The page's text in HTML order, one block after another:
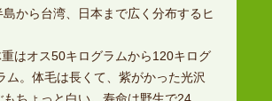
から台湾、日本まで広く分布するヒ
はオス50キログラムから120キログ
。体毛は長くて、紫がかった光沢